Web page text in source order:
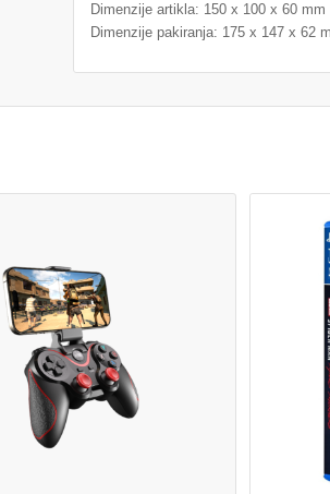
Dimenzije artikla: 150 x 100 x 60 mm
Dimenzije pakiranja: 175 x 147 x 62